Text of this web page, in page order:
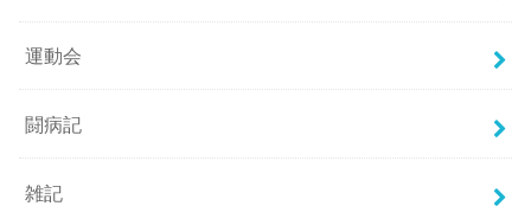
運動会
闘病記
雑記